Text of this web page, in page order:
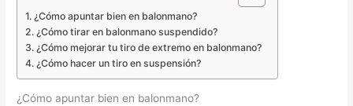
¿Cómo apuntar bien en balonmano?
¿Cómo tirar en balonmano suspendido?
¿Cómo mejorar tu tiro de extremo en balonmano?
¿Cómo hacer un tiro en suspensión?
¿Cómo apuntar bien en balonmano?